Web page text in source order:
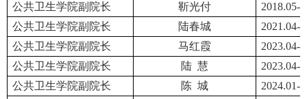
公共卫生学院副院长 靳光付
2018.05-
公共卫生学院副院长
陆春城
2021.04-
公共卫生学院副院长
马红霞
2023.04-
公共卫生学院副院长 陆 慧
2023.04-
公共卫生学院副院长
陈 城
2024.01-